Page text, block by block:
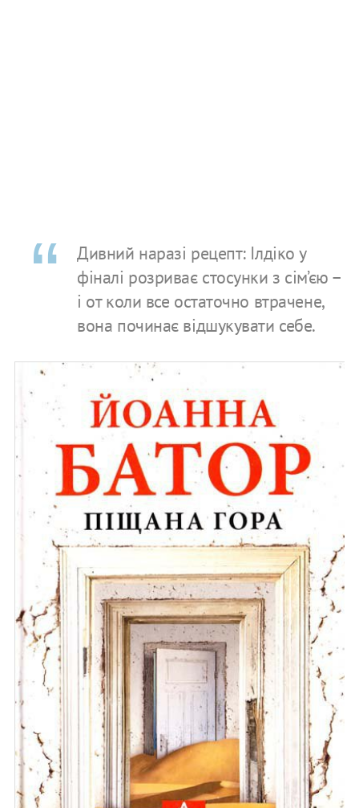
Дивний наразі рецепт: Ілдіко у
фіналі розриває стосунки з сім’єю –
і от коли все остаточно втрачене,
вона починає відшукувати себе.